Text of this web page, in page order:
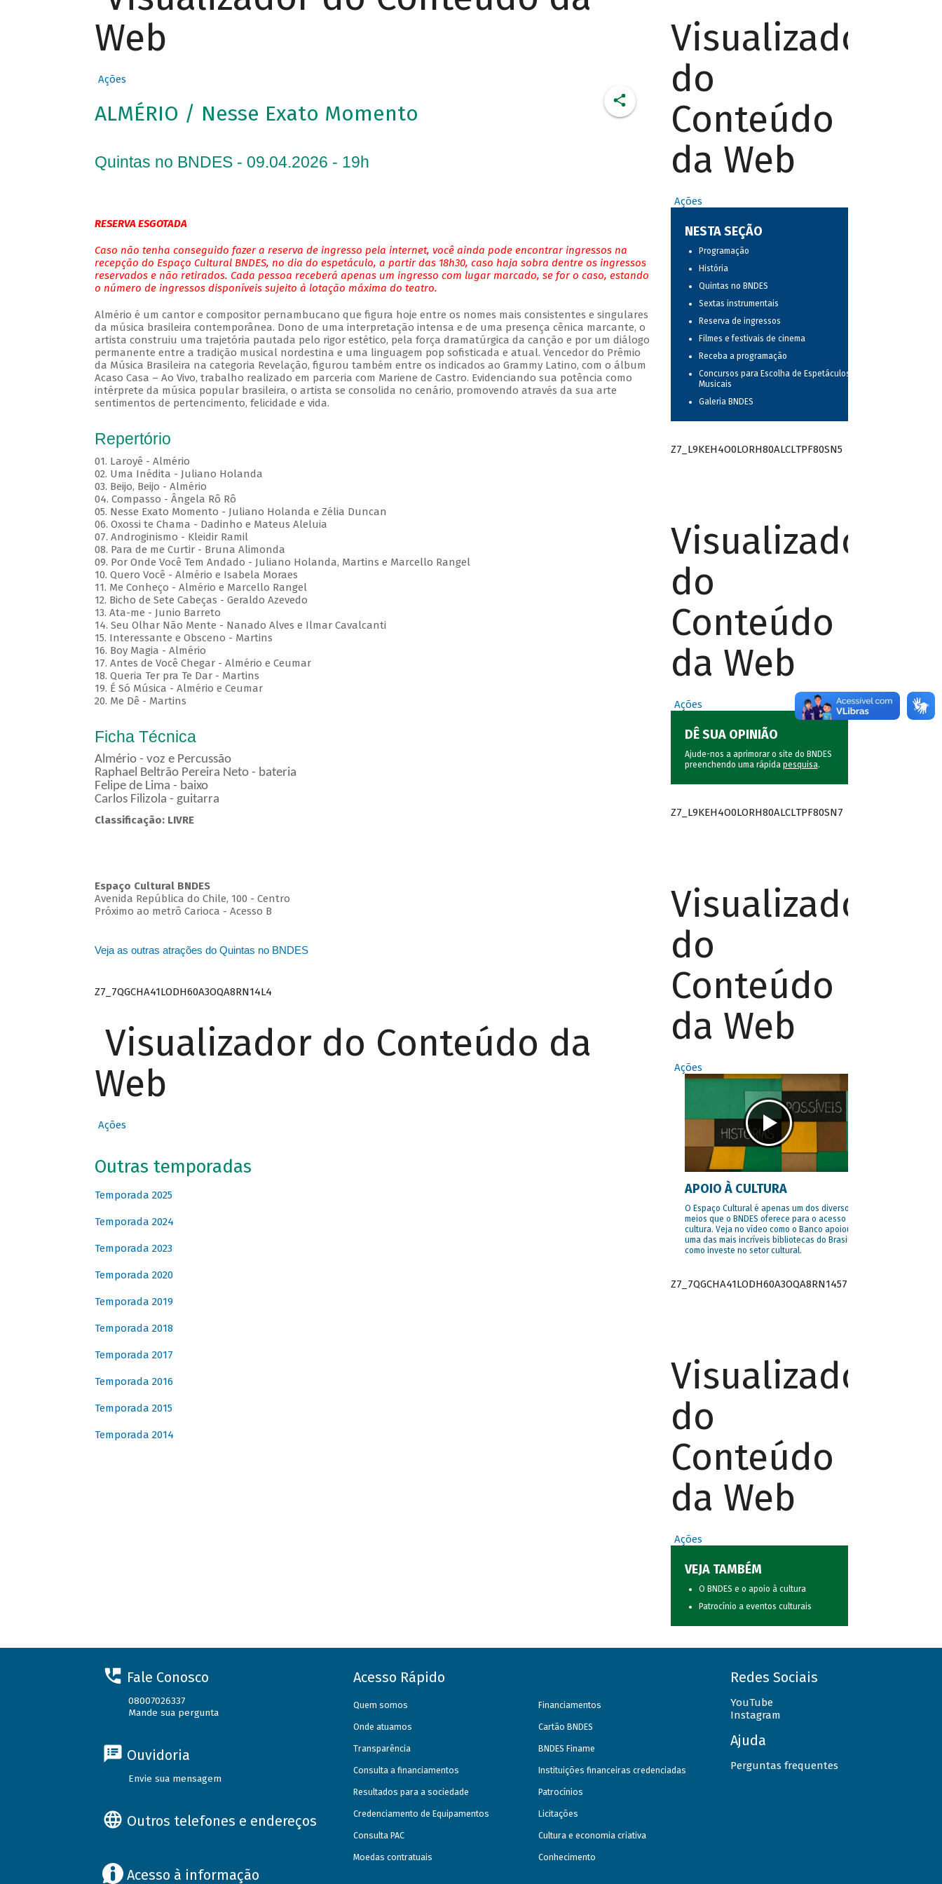
Web
Ações
ALMÉRIO / Nesse Exato Momento
Quintas no BNDES - 09.04.2026 - 19h
RESERVA ESGOTADA
Caso não tenha conseguido fazer a reserva de ingresso pela internet, você ainda pode encontrar ingressos na
recepção do Espaço Cultural BNDES, no dia do espetáculo, a partir das 18h30, caso haja sobra dentre os ingressos
reservados e não retirados. Cada pessoa receberá apenas um ingresso com lugar marcado, se for o caso, estando
o número de ingressos disponíveis sujeito à lotação máxima do teatro.
Almério é um cantor e compositor pernambucano que figura hoje entre os nomes mais consistentes e singulares
da música brasileira contemporânea. Dono de uma interpretação intensa e de uma presença cênica marcante, o
artista construiu uma trajetória pautada pelo rigor estético, pela força dramatúrgica da canção e por um diálogo
permanente entre a tradição musical nordestina e uma linguagem pop sofisticada e atual. Vencedor do Prêmio
da Música Brasileira na categoria Revelação, figurou também entre os indicados ao Grammy Latino, com o álbum
Acaso Casa – Ao Vivo, trabalho realizado em parceria com Mariene de Castro. Evidenciando sua potência como
intérprete da música popular brasileira, o artista se consolida no cenário, promovendo através da sua arte
sentimentos de pertencimento, felicidade e vida.
Repertório
01. Laroyê - Almério
02. Uma Inédita - Juliano Holanda
03. Beijo, Beijo - Almério
04. Compasso - Ângela Rô Rô
05. Nesse Exato Momento - Juliano Holanda e Zélia Duncan
06. Oxossi te Chama - Dadinho e Mateus Aleluia
07. Androginismo - Kleidir Ramil
08. Para de me Curtir - Bruna Alimonda
09. Por Onde Você Tem Andado - Juliano Holanda, Martins e Marcello Rangel
10. Quero Você - Almério e Isabela Moraes
11. Me Conheço - Almério e Marcello Rangel
12. Bicho de Sete Cabeças - Geraldo Azevedo
13. Ata-me - Junio Barreto
14. Seu Olhar Não Mente - Nanado Alves e Ilmar Cavalcanti
15. Interessante e Obsceno - Martins
16. Boy Magia - Almério
17. Antes de Você Chegar - Almério e Ceumar
18. Queria Ter pra Te Dar - Martins
19. É Só Música - Almério e Ceumar
20. Me Dê - Martins
Ficha Técnica
Almério - voz e Percussão
Raphael Beltrão Pereira Neto - bateria
Felipe de Lima - baixo
Carlos Filizola - guitarra
Classificação: LIVRE
Espaço Cultural BNDES
Avenida República do Chile, 100 - Centro
Próximo ao metrô Carioca - Acesso B
Veja as outras atrações do Quintas no BNDES
Z7_7QGCHA41LODH60A3OQA8RN14L4
Visualizador do Conteúdo da
Web
Ações
Outras temporadas
Temporada 2025
Temporada 2024
Temporada 2023
Temporada 2020
Temporada 2019
Temporada 2018
Temporada 2017
Temporada 2016
Temporada 2015
Temporada 2014
Visualizador
do
Conteúdo
da Web
Ações
NESTA SEÇÃO
Programação
História
Quintas no BNDES
Sextas instrumentais
Reserva de ingressos
Filmes e festivais de cinema
Receba a programação
Concursos para Escolha de Espetáculos
Musicais
Galeria BNDES
Z7_L9KEH4O0LORH80ALCLTPF80SN5
Visualizador
do
Conteúdo
da Web
Ações
DÊ SUA OPINIÃO
Ajude-nos a aprimorar o site do BNDES
preenchendo uma rápida pesquisa.
Z7_L9KEH4O0LORH80ALCLTPF80SN7
Visualizador
do
Conteúdo
da Web
Ações
APOIO À CULTURA
O Espaço Cultural é apenas um dos diversos
meios que o BNDES oferece para o acesso à
cultura. Veja no vídeo como o Banco apoiou
uma das mais incríveis bibliotecas do Brasil e
como investe no setor cultural.
Z7_7QGCHA41LODH60A3OQA8RN1457
Visualizador
do
Conteúdo
da Web
Ações
VEJA TAMBÉM
O BNDES e o apoio à cultura
Patrocínio a eventos culturais
Fale Conosco
08007026337
Mande sua pergunta
Ouvidoria
Envie sua mensagem
Outros telefones e endereços
Acesso à informação
Acesso Rápido
Quem somos
Onde atuamos
Transparência
Consulta a financiamentos
Resultados para a sociedade
Credenciamento de Equipamentos
Consulta PAC
Moedas contratuais
Financiamentos
Cartão BNDES
BNDES Finame
Instituições financeiras credenciadas
Patrocínios
Licitações
Cultura e economia criativa
Conhecimento
Redes Sociais
YouTube
Instagram
Ajuda
Perguntas frequentes